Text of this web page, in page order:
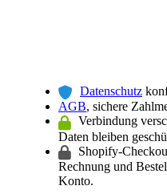
Datenschutz
AGB, sichere
Verbindung
Daten bleiben
Shopify-
Rechnung und
Konto.